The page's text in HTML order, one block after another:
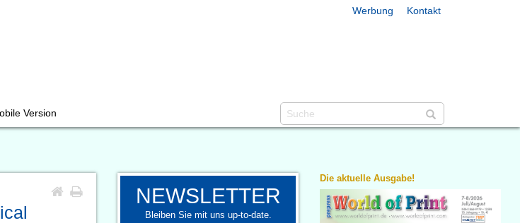
Werbung Kontakt
Version
NEWSLETTER
Bleiben Sie mit uns up-to-date.
Die aktuelle Ausgabe!